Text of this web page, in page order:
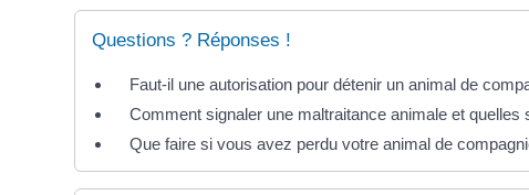
Questions ? Réponses !
Faut-il une autorisation pour détenir un animal de
Comment signaler une maltraitance animale et quelles
Que faire si vous avez perdu votre animal de